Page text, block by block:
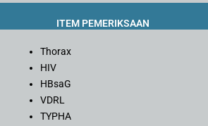
ITEM PEMERIKSAAN
Thorax
HIV
HBsaG
VDRL
TYPHA